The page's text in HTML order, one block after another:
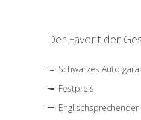
Der Favorit der
Schwarzes Auto
Festpreis
Englischsprechender